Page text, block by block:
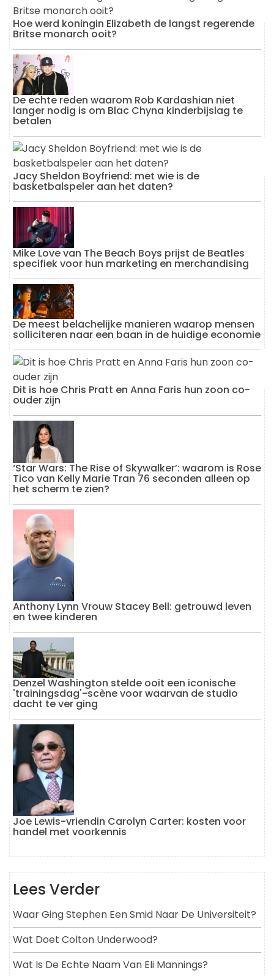
Hoe werd koningin Elizabeth de langst regerende
Britse monarch ooit?
De echte reden waarom Rob Kardashian niet
langer nodig is om Blac Chyna kinderbijslag te
betalen
Jacy Sheldon Boyfriend: met wie is de
basketbalspeler aan het daten?
Mike Love van The Beach Boys prijst de Beatles
specifiek voor hun marketing en merchandising
De meest belachelijke manieren waarop mensen
solliciteren naar een baan in de huidige economie
Dit is hoe Chris Pratt en Anna Faris hun zoon co-
ouder zijn
‘Star Wars: The Rise of Skywalker’: waarom is Rose
Tico van Kelly Marie Tran 76 seconden alleen op
het scherm te zien?
Anthony Lynn Vrouw Stacey Bell: getrouwd leven
en twee kinderen
Denzel Washington stelde ooit een iconische
'trainingsdag'-scène voor waarvan de studio
dacht te ver ging
Joe Lewis-vriendin Carolyn Carter: kosten voor
handel met voorkennis
Lees Verder
Waar Ging Stephen Een Smid Naar De Universiteit?
Wat Doet Colton Underwood?
Wat Is De Echte Naam Van Eli Mannings?